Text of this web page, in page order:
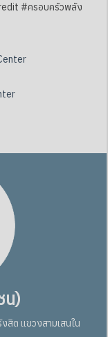
#ครอบครัวพลัง
น)
สิต แขวงสามเสนใน